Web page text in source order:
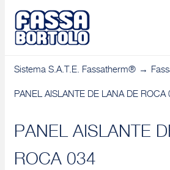
Sistema S.A.T.E. Fassatherm®
PANEL AISLANTE DE LANA DE ROCA
PANEL AISLANTE
ROCA 034